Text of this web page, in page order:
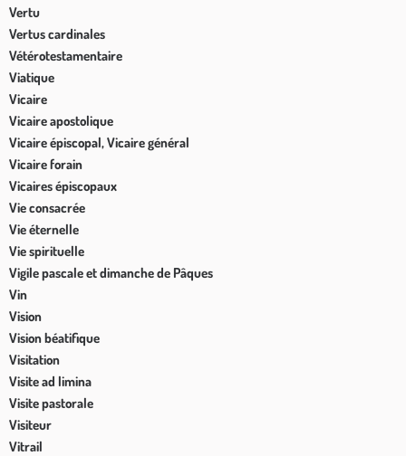
Vertu
Vertus cardinales
Vétérotestamentaire
Viatique
Vicaire
Vicaire apostolique
Vicaire épiscopal, Vicaire général
Vicaire forain
Vicaires épiscopaux
Vie consacrée
Vie éternelle
Vie spirituelle
Vigile pascale et dimanche de Pâques
Vin
Vision
Vision béatifique
Visitation
Visite ad limina
Visite pastorale
Visiteur
Vitrail